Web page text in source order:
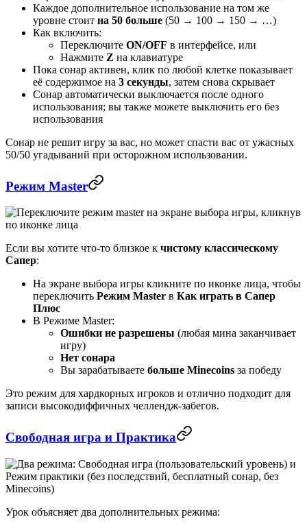
Каждое дополнительное использование на том же
уровне стоит на 50 больше (50 → 100 → 150 → …)
Как включить:
Переключите ON/OFF в интерфейсе, или
Нажмите Z на клавиатуре
Пока сонар активен, клик по любой клетке показывает
её содержимое на 3 секунды, затем снова скрывает
Сонар автоматически выключается после одного
использования; вы также можете выключить его без
использования
Сонар не решит игру за вас, но может спасти вас от ужасных
50/50 угадываний при осторожном использовании.
Режим Master
Если вы хотите что-то близкое к чистому классическому
Сапер:
На экране выбора игры кликните по иконке лица, чтобы
переключить Режим Master в Как играть в Сапер
Плюс
В Режиме Master:
Ошибки не разрешены (любая мина заканчивает
игру)
Нет сонара
Вы зарабатываете больше Minecoins за победу
Это режим для хардкорных игроков и отлично подходит для
записи высокодиффичных челлендж-забегов.
Свободная игра и Практика
Урок объясняет два дополнительных режима: